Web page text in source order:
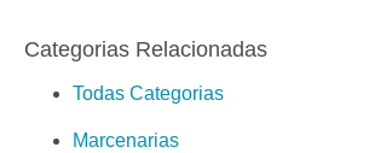
Categorias Relacionadas
Todas Categorias
Marcenarias